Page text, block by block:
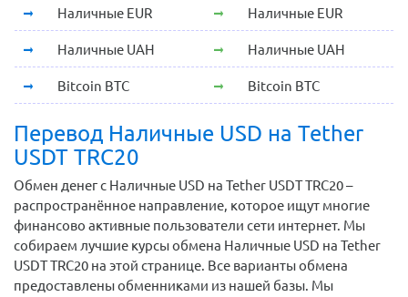
Наличные EUR Наличные EUR
Наличные UAH Наличные UAH
Bitcoin BTC Bitcoin BTC
Перевод Наличные USD на Tether
USDT TRC20
Обмен денег с Наличные USD на Tether USDT TRC20 –
распространённое направление, которое ищут многие
финансово активные пользователи сети интернет. Мы
собираем лучшие курсы обмена Наличные USD на Tether
USDT TRC20 на этой странице. Все варианты обмена
предоставлены обменниками из нашей базы. Мы